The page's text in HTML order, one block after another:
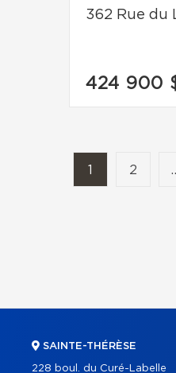
362 Rue du
424 900
1 2
SAINTE-THÉRÈSE
228 boul. du Curé-Labelle